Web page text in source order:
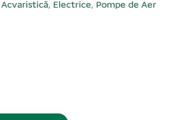
Acvaristică, Electrice, Pompe de Aer